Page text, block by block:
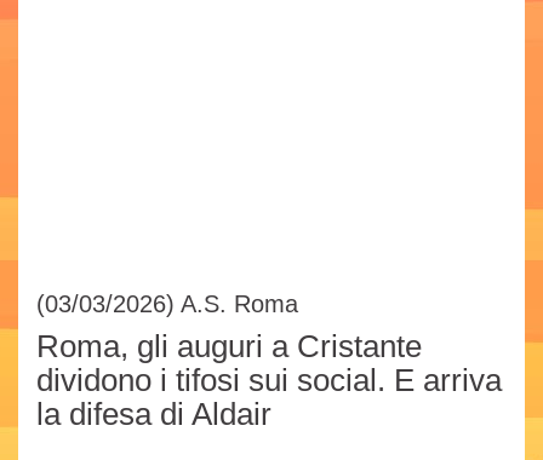
(03/03/2026) A.S. Roma
Roma, gli auguri a Cristante
dividono i tifosi sui social. E arriva
la difesa di Aldair